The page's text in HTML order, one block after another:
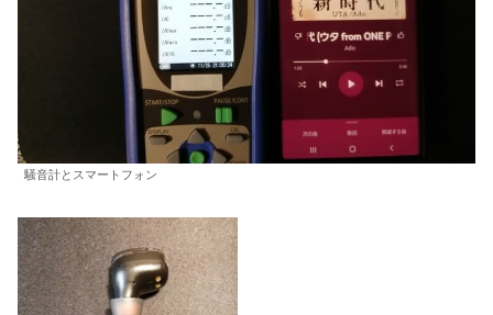
騒音計とスマートフォン